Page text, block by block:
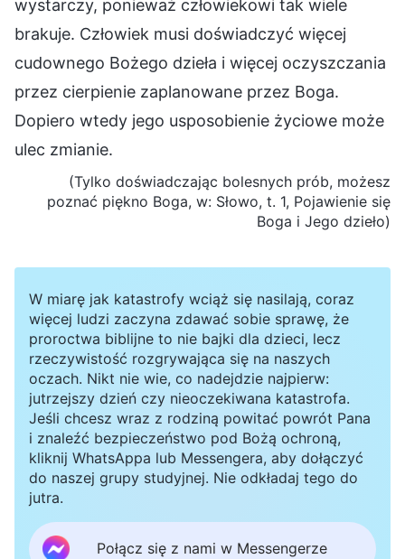
wystarczy, ponieważ człowiekowi tak wiele
brakuje. Człowiek musi doświadczyć więcej
cudownego Bożego dzieła i więcej oczyszczania
przez cierpienie zaplanowane przez Boga.
Dopiero wtedy jego usposobienie życiowe może
ulec zmianie.
(Tylko doświadczając bolesnych prób, możesz
poznać piękno Boga, w: Słowo, t. 1, Pojawienie się
Boga i Jego dzieło)
W miarę jak katastrofy wciąż się nasilają, coraz
więcej ludzi zaczyna zdawać sobie sprawę, że
proroctwa biblijne to nie bajki dla dzieci, lecz
rzeczywistość rozgrywająca się na naszych
oczach. Nikt nie wie, co nadejdzie najpierw:
jutrzejszy dzień czy nieoczekiwana katastrofa.
Jeśli chcesz wraz z rodziną powitać powrót Pana
i znaleźć bezpieczeństwo pod Bożą ochroną,
kliknij WhatsAppa lub Messengera, aby dołączyć
do naszej grupy studyjnej. Nie odkładaj tego do
jutra.
Połącz się z nami w Messengerze